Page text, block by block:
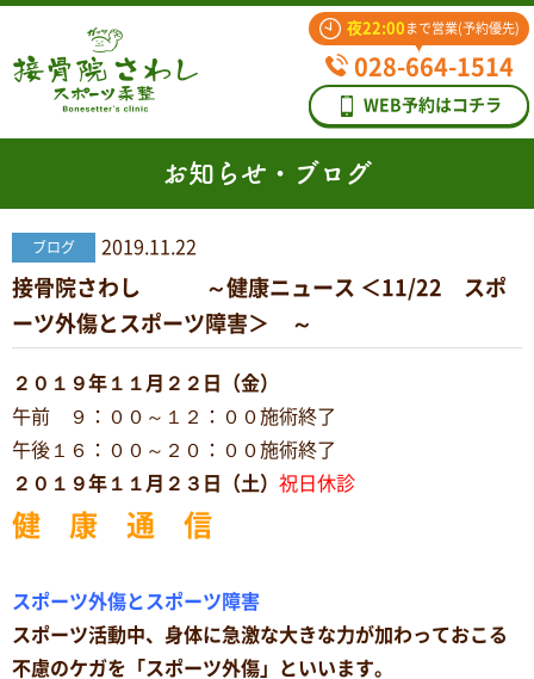
夜22:00 まで営業(予約優先)
028-664-1514
WEB予約はコチラ
お知らせ・ブログ
ブログ 2019.11.22
接骨院さわし ～健康ニュース ＜11/22 スポ
ーツ外傷とスポーツ障害＞ ～
２０１９年１１月２２日（金）
午前 ９：００～１２：００施術終了
午後１６：００～２０：００施術終了
２０１９年１１月２３日（土） 祝日休診
健 康 通 信
スポーツ外傷とスポーツ障害
スポーツ活動中、身体に急激な大きな力が加わっておこる
不慮のケガを「スポーツ外傷」といいます。